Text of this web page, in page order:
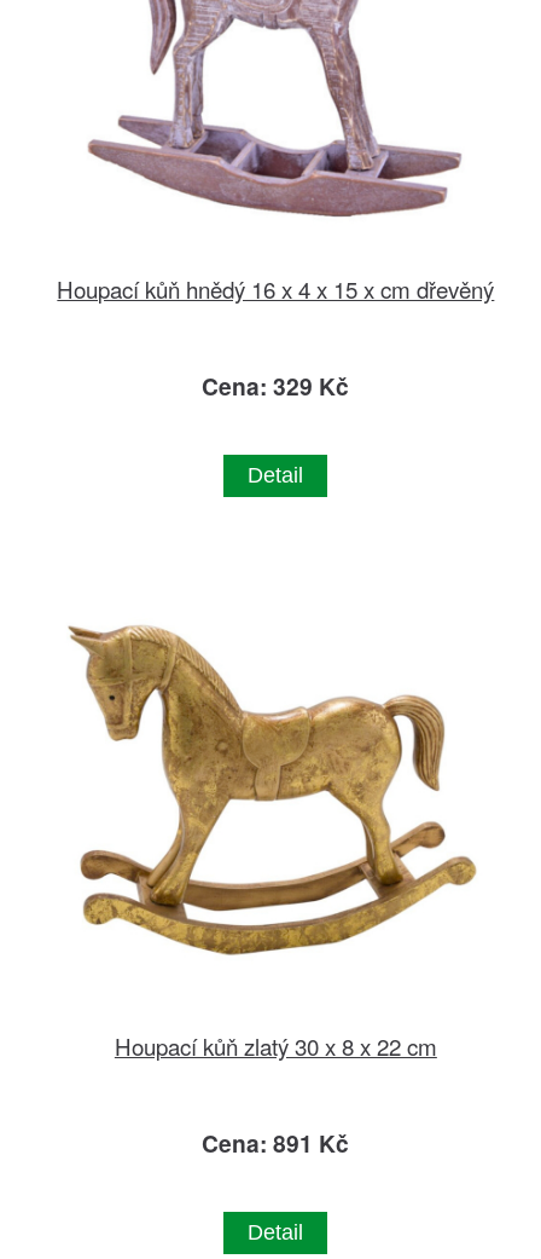
Houpací kůň hnědý 16 x 4 x 15 x cm dřevěný
Cena: 329 Kč
Detail
Houpací kůň zlatý 30 x 8 x 22 cm
Cena: 891 Kč
Detail